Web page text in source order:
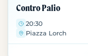
Contro Palio
20:30
Piazza Lorch